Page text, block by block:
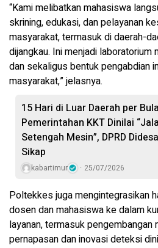
“Kami melibatkan mahasiswa
skrining, edukasi, dan pelayanan
masyarakat, termasuk di daerah-
dijangkau. Ini menjadi laboratorium
dan sekaligus bentuk pengabdian
masyarakat,” jelasnya.
15 Hari di Luar Daerah per
Pemerintahan KKT Dinilai
Setengah Mesin”, DPRD
Sikap
kabartimur 25/07/2026
Poltekkes juga mengintegrasikan
dosen dan mahasiswa ke dalam
layanan, termasuk
pernapasan dan inovasi deteksi